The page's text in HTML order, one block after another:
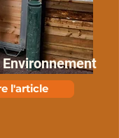
l'article